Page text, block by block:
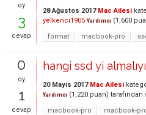
oy
3
cevap
28 Ağustos 2017 Mac Ailesi
yelkenci1905 Yardımcı (1,600
format
macbook-pro
0
oy
1
cevap
hangi ssd yi
20 Mayıs 2017 Mac Ailesi
Yardımcı (1,220 puan) tarafından
macbook-pro
macbook-